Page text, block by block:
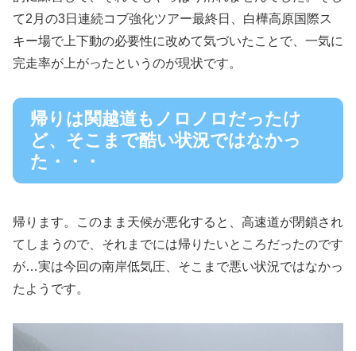
て2月の3日連続コブ強化ツアー最終日、白樺高原国際ス
キー場で上下動の必要性に改めて気づいたことで、一気に
完走率が上がったというのが現状です。
帰りは関越道もノロノロだったけ
ど、そこまで酷い状況ではなかっ
た・・・
帰ります。このまま天候が悪化すると、高速道が閉鎖され
てしまうので、それまでには帰りたいところだったのです
が…実は今回の南岸低気圧、そこまで悪い状況ではなかっ
たようです。